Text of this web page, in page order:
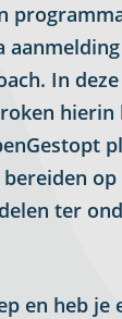
In
ter
en heb je